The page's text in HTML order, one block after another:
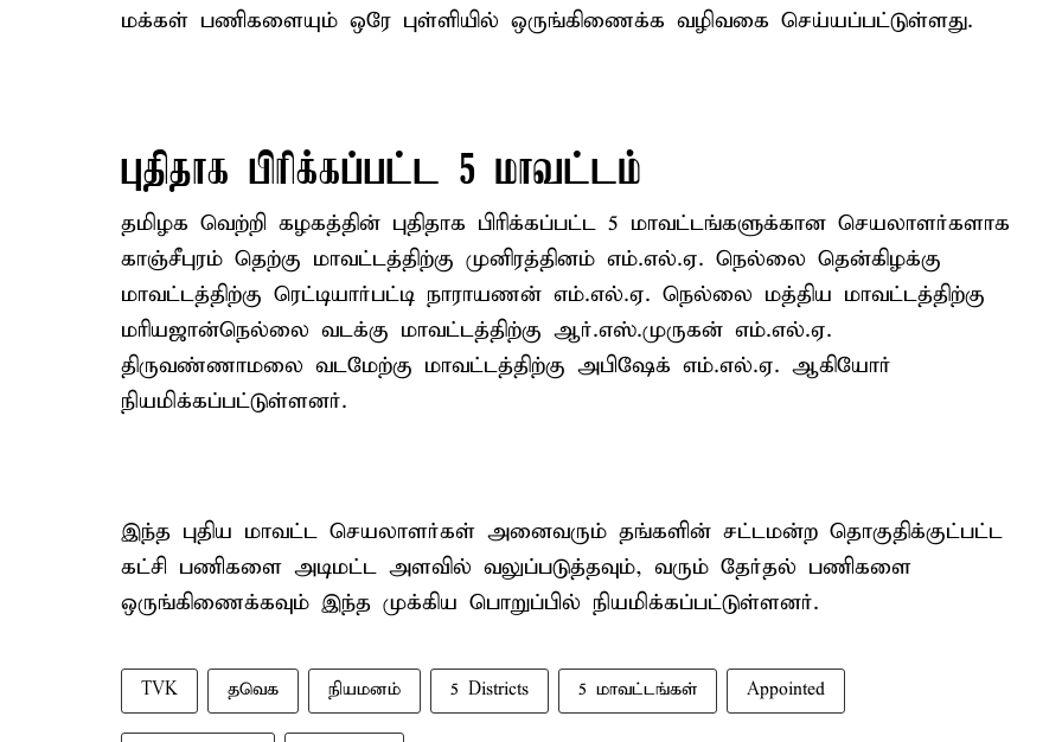
மக்கள் பணிகளையும் ஒரே புள்ளியில் ஒருங்கிணைக்க வழிவகை செய்யப்பட்டுள்ளது.
புதிதாக பிரிக்கப்பட்ட 5 மாவட்டம்
தமிழக வெற்றி கழகத்தின் புதிதாக பிரிக்கப்பட்ட 5 மாவட்டங்களுக்கான செயலாளர்களாக
காஞ்சீபுரம் தெற்கு மாவட்டத்திற்கு முனிரத்தினம் எம்.எல்.ஏ. நெல்லை தென்கிழக்கு
மாவட்டத்திற்கு ரெட்டியார்பட்டி நாராயணன் எம்.எல்.ஏ. நெல்லை மத்திய மாவட்டத்திற்கு
மரியஜான்நெல்லை வடக்கு மாவட்டத்திற்கு ஆர்.எஸ்.முருகன் எம்.எல்.ஏ.
திருவண்ணாமலை வடமேற்கு மாவட்டத்திற்கு அபிஷேக் எம்.எல்.ஏ. ஆகியோர்
நியமிக்கப்பட்டுள்ளனர்.
இந்த புதிய மாவட்ட செயலாளர்கள் அனைவரும் தங்களின் சட்டமன்ற தொகுதிக்குட்பட்ட
கட்சி பணிகளை அடிமட்ட அளவில் வலுப்படுத்தவும், வரும் தேர்தல் பணிகளை
ஒருங்கிணைக்கவும் இந்த முக்கிய பொறுப்பில் நியமிக்கப்பட்டுள்ளனர்.
TVK தவெக நியமனம் 5 Districts 5 மாவட்டங்கள் Appointed